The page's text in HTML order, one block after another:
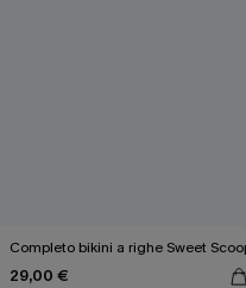
Completo bikini a righe Sweet
29,00 €